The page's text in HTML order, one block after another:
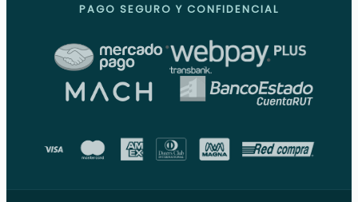
PAGO SEGURO Y CONFIDENCIAL